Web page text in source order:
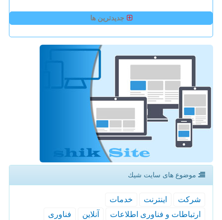
جدیدترین ها
موضوع های سایت شیك
شركت اینترنت
خدمات
ارتباطات و فناوری اطلاعات
آنلاین
فناوری